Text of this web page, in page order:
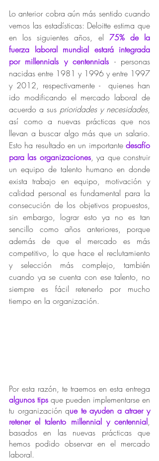
Lo anterior cobra aún más sentido cuando
vemos las estadísticas: Deloitte estima que
en los siguientes años, el 75% de la
fuerza laboral mundial estará integrada
por millennials y centennials - personas
nacidas entre 1981 y 1996 y entre 1997
y 2012, respectivamente -  quienes han
ido modificando el mercado laboral de
acuerdo a sus prioridades y necesidades,
así como a nuevas prácticas que nos
llevan a buscar algo más que un salario.
Esto ha resultado en un importante desafío
para las organizaciones, ya que construir
un equipo de talento humano en donde
exista trabajo en equipo, motivación y
calidad personal es fundamental para la
consecución de los objetivos propuestos,
sin embargo, lograr esto ya no es tan
sencillo como años anteriores, porque
además de que el mercado es más
competitivo, lo que hace el reclutamiento
y selección más complejo, también
cuando ya se cuenta con ese talento, no
siempre es fácil retenerlo por mucho
tiempo en la organización.
algunos tips que pueden implementarse en
tu organización que te ayuden a atraer y
retener el talento millennial y centennial,
basados en las nuevas prácticas que
hemos podido observar en el mercado
laboral.